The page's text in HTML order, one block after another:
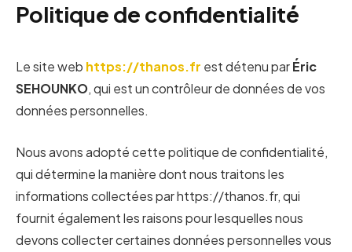
Politique de confidentialité
Le site web https://thanos.fr est détenu parÉric
SEHOUNKO, qui est un contrôleur de données de vos
données personnelles.
Nous avons adopté cette politique de confidentialité,
qui détermine la manière dont nous traitons les
informations collectées par https://thanos.fr, qui
fournit également les raisons pour lesquelles nous
devons collecter certaines données personnelles vous